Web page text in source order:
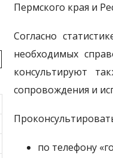
Пермского края и
Согласно
необходимых
консультируют
сопровождения и
по телефону